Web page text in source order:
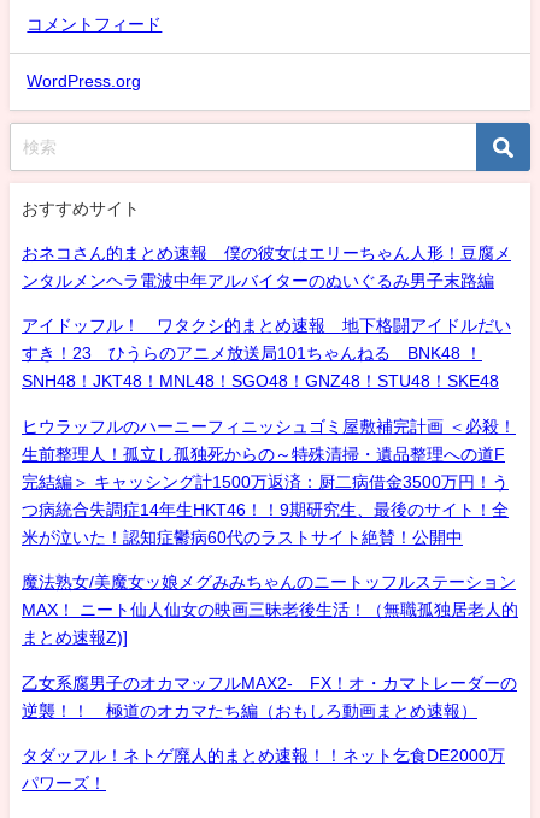
コメントフィード
WordPress.org
おすすめサイト
おネコさん的まとめ速報 僕の彼女はエリーちゃん人形！豆腐メ
ンタルメンヘラ電波中年アルバイターのぬいぐるみ男子末路編
アイドッフル！ ワタクシ的まとめ速報 地下格闘アイドルだい
すき！23 ひうらのアニメ放送局101ちゃんねる BNK48 ！
SNH48！JKT48！MNL48！SGO48！GNZ48！STU48！SKE48
ヒウラッフルのハーニーフィニッシュゴミ屋敷補完計画 ＜必殺！
生前整理人！孤立し孤独死からの～特殊清掃・遺品整理への道F
完結編＞ キャッシング計1500万返済：厨二病借金3500万円！う
つ病統合失調症14年生HKT46！！9期研究生、最後のサイト！全
米が泣いた！認知症鬱病60代のラストサイト絶賛！公開中
魔法熟女/美魔女ッ娘メグみみちゃんのニートッフルステーション
MAX！ ニート仙人仙女の映画三昧老後生活！（無職孤独居老人的
まとめ速報Z)]
乙女系腐男子のオカマッフルMAX2- FX！オ・カマトレーダーの
逆襲！！ 極道のオカマたち編（おもしろ動画まとめ速報）
タダッフル！ネトゲ廃人的まとめ速報！！ネット乞食DE2000万
パワーズ！